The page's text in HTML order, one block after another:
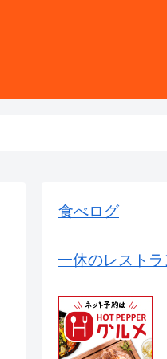
食べログ
一休のレスト